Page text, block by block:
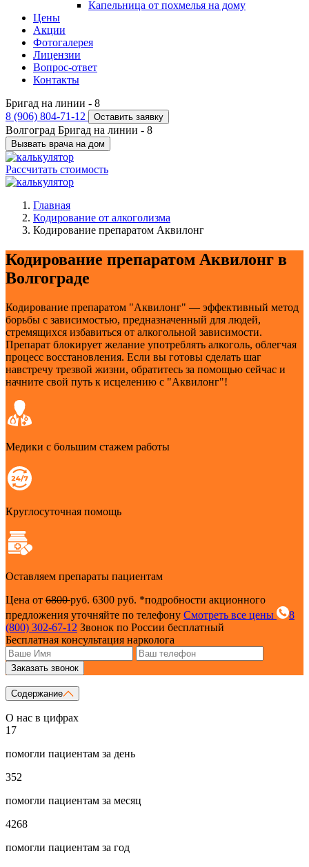
Капельница от похмелья на дому
Цены
Акции
Фотогалерея
Лицензии
Вопрос-ответ
Контакты
Бригад на линии - 8
8 (906) 804-71-12
Оставить заявку
Волгоград Бригад на линии - 8
Вызвать врача на дом
Рассчитать стоимость
Главная
Кодирование от алкоголизма
Кодирование препаратом Аквилонг
Кодирование препаратом Аквилонг в
Волгограде
Кодирование препаратом "Аквилонг" — эффективный метод
борьбы с зависимостью, предназначенный для людей,
стремящихся избавиться от алкогольной зависимости.
Препарат блокирует желание употреблять алкоголь, облегчая
процесс восстановления. Если вы готовы сделать шаг
навстречу трезвой жизни, обратитесь за помощью сейчас и
начните свой путь к исцелению с "Аквилонг"!
Медики с большим стажем работы
Круглосуточная помощь
Оставляем препараты пациентам
Цена от 6800руб. 6300 руб. *подробности акционного
предложения уточняйте по телефону Смотреть все цены
8
(800) 302-67-12 Звонок по России бесплатный
Бесплатная консультация нарколога
Заказать звонок
Содержание
О нас в цифрах
17
помогли пациентам за день
352
помогли пациентам за месяц
4268
помогли пациентам за год